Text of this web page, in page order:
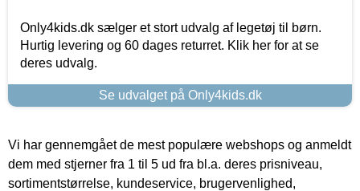
Only4kids.dk sælger et stort udvalg af legetøj til børn.
Hurtig levering og 60 dages returret. Klik her for at se
deres udvalg.
Se udvalget på Only4kids.dk
Vi har gennemgået de mest populære webshops og anmeldt
dem med stjerner fra 1 til 5 ud fra bl.a. deres prisniveau,
sortimentstørrelse, kundeservice, brugervenlighed,